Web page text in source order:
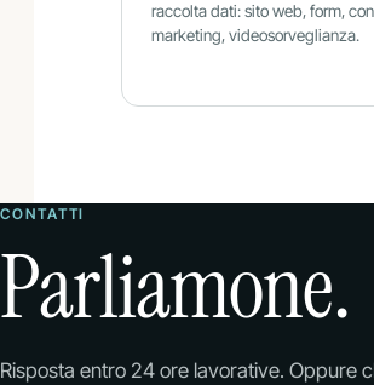
raccolta dati: sito web, form,
marketing, videosorveglianza.
CONTATTI
Parliamone.
Risposta entro 24 ore lavorative. Oppure